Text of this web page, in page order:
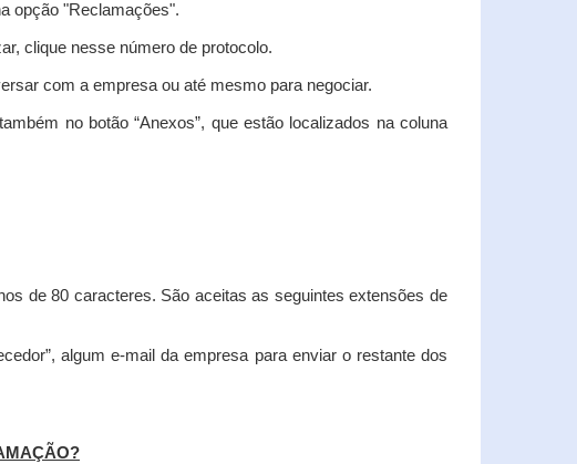
opção "Reclamações".
clique nesse número de protocolo.
com a empresa ou até mesmo para negociar.
no botão “Anexos”, que estão localizados na coluna
de 80 caracteres. São aceitas as seguintes extensões de
algum e-mail da empresa para enviar o restante dos